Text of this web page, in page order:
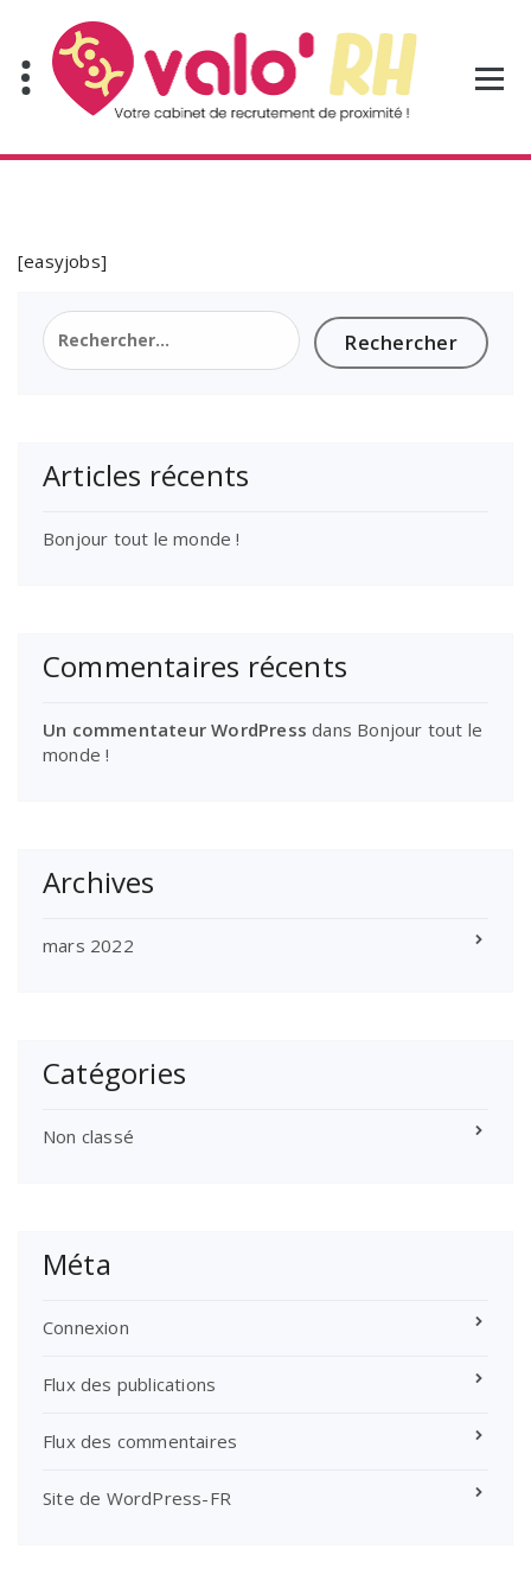
contenu
[easyjobs]
Rechercher :
Articles récents
Bonjour tout le monde !
Commentaires récents
Un commentateur WordPress dans Bonjour tout le
monde !
Archives
mars 2022
Catégories
Non classé
Méta
Connexion
Flux des publications
Flux des commentaires
Site de WordPress-FR